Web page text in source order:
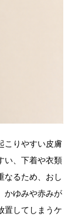
こりやすい皮膚
い、下着や衣類
なるため、おし
かゆみや赤みが
置してしまうケ